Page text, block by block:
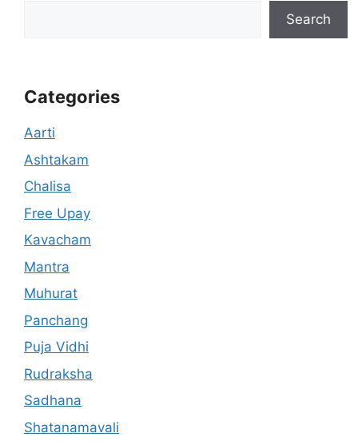
Search
Categories
Aarti
Ashtakam
Chalisa
Free Upay
Kavacham
Mantra
Muhurat
Panchang
Puja Vidhi
Rudraksha
Sadhana
Shatanamavali